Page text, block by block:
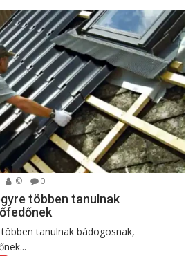
© 0
többen tanulnak
tanulnak bádogosnak,